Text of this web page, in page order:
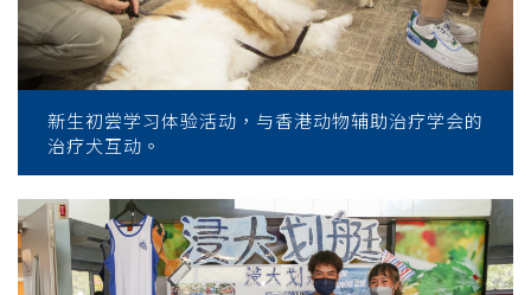
新生初尝学习体验活动，与香港动物辅助治疗学会的
治疗犬互动。